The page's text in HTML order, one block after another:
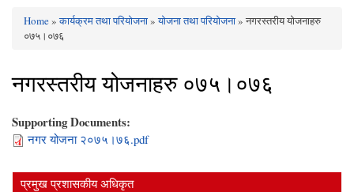
You are here
Home»कार्यक्रम तथा परियोजना»योजना तथा परियोजना» नगरस्तरीय योजनाहरु
०७५।०७६
नगरस्तरीय योजनाहरु ०७५।०७६
Supporting Documents:
नगर योजना २०७५‍।७६.pdf
प्रमुख प्रशासकीय अधिकृत